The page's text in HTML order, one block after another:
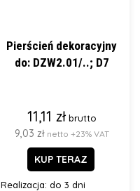
Pierścień dekoracyjny
do: DZW2.01/..; D7
11,11 zł brutto
9,03 zł netto +23% VAT
KUP TERAZ
Realizacja: do 3 dni